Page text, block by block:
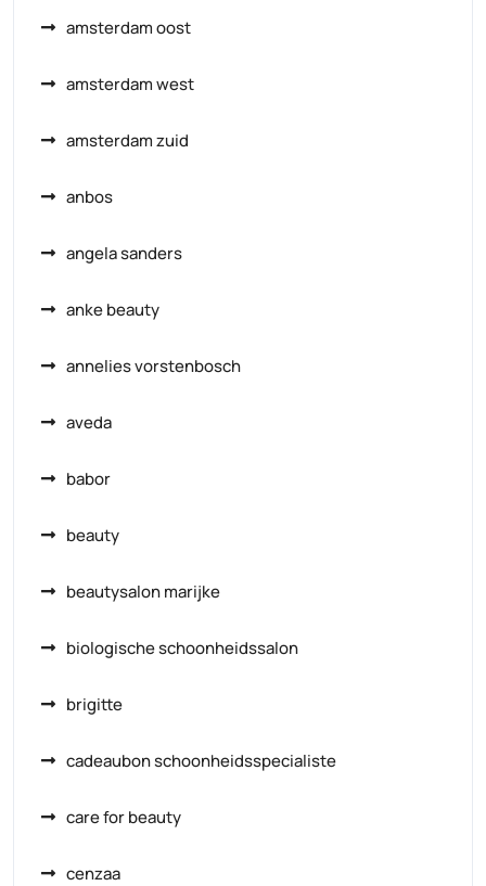
amsterdam oost
amsterdam west
amsterdam zuid
anbos
angela sanders
anke beauty
annelies vorstenbosch
aveda
babor
beauty
beautysalon marijke
biologische schoonheidssalon
brigitte
cadeaubon schoonheidsspecialiste
care for beauty
cenzaa